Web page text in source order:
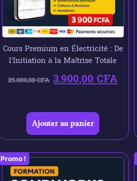
Cours Premium en Électricité : De
l’Initiation à la Maîtrise Totale
25.000,00CFA 3.900,00CFA
Ajouter au panier
Promo !